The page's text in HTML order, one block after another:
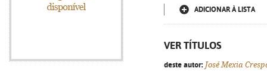
ADICIONAR À LISTA
VER TÍTULOS
deste autor: José Mexia